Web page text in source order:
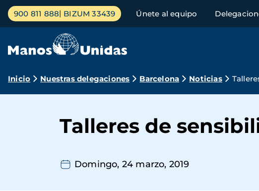
Pasar
contenido
Menú
principal
900 811 888 BIZUM 33439 Únete al equipo
Ruta
navegación
Inicio Nuestras delegaciones Barcelona Noticias
Talleres de
Domingo, 24 marzo, 2019